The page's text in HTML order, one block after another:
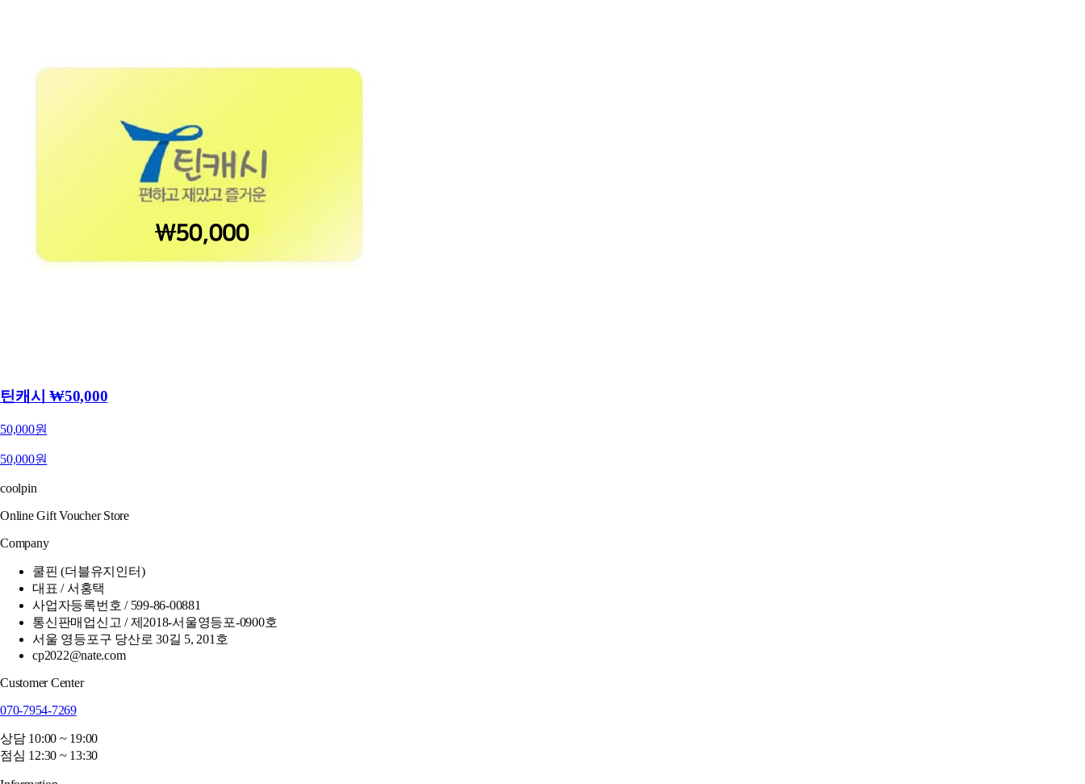
틴캐시 ₩50,000
50,000원
50,000원
coolpin
Online Gift Voucher Store
Company
쿨핀 (더블유지인터)
대표 / 서홍택
사업자등록번호 / 599-86-00881
통신판매업신고 / 제2018-서울영등포-0900호
서울 영등포구 당산로 30길 5, 201호
cp2022@nate.com
Customer Center
070-7954-7269
상담 10:00 ~ 19:00
점심 12:30 ~ 13:30